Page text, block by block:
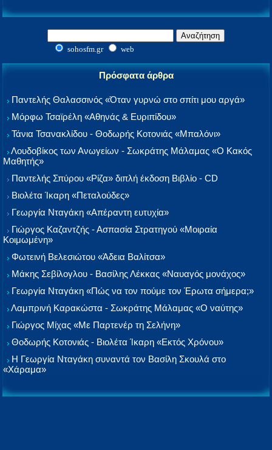
sohosfm.gr web
Πρόσφατα άρθρα
Παντελής Θαλασσινός «Όταν γυρνώ στο σπίτι μου αργά»
Μόρφω Τσαϊρέλη «Αθηνάς & Ευριπίδου»
Τάνια Τσανακλίδου - Θοδωρής Κοτονιάς «Μπαλόνι»
Λουδοβίκος των Ανωγείων - Σωκράτης Μάλαμας «Ο Κακός
Μαθητής»
Παντελής Σπύρου «Ρίζα» διπλή έκδοση Βιβλίο - CD
Βιολέτα Ίκαρη «Πεταλούδες»
Γεωργία Νταγάκη «Aπέραντη ευτυχία»
Γιώργος Καζαντζής - Ασπασία Στρατηγού «Μοιραία
Κοιμωμένη»
Φωτεινή Βελεσιώτου «Άδεια Βαλίτσα»
Μάκης Σεβίλογλου - Βασίλης Λέκκας «Ναυαγός μονάχος»
Γεωργία Νταγάκη «Πώς να τον πούμε τον Έρωτα σήμερα;»
Λαμπρινή Καρακώστα - Σωκράτης Μάλαμας «Ο ναύτης»
Γιώργος Μίχας «Με Παρτενέρ τη Σελήνη»
Θοδωρής Κοτονιάς - Βιολέτα Ίκαρη «Εκτός Χρόνου»
Η Γεωργία Νταγάκη συναντά τον Βασίλη Σκουλά στο
«Χάραμα»